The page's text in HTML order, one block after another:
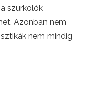
szurkolók
Azonban nem
nem mindig